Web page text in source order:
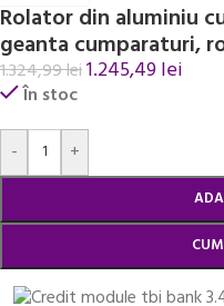
Rolator din aluminiu
geanta cumparaturi,
1.324,99lei1.245,49lei
În stoc
-
+
Alternative: